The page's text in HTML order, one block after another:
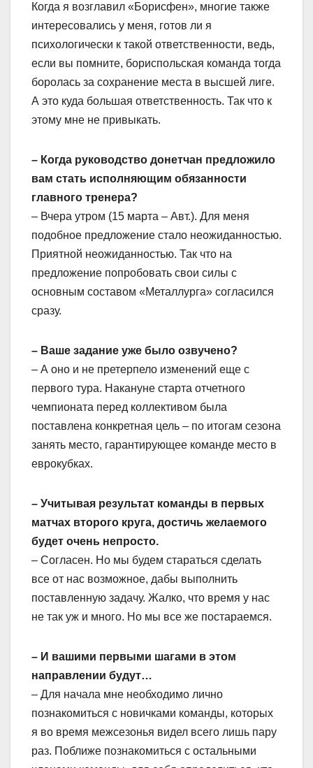
Когда я возглавил «Борисфен», многие также
интересовались у меня, готов ли я
психологически к такой ответственности, ведь,
если вы помните, бориспольская команда тогда
боролась за сохранение места в высшей лиге.
А это куда большая ответственность. Так что к
этому мне не привыкать.
– Когда руководство донетчан предложило
вам стать исполняющим обязанности
главного тренера?
– Вчера утром (15 марта – Авт.). Для меня
подобное предложение стало неожиданностью.
Приятной неожиданностью. Так что на
предложение попробовать свои силы с
основным составом «Металлурга» согласился
сразу.
– Ваше задание уже было озвучено?
– А оно и не претерпело изменений еще с
первого тура. Накануне старта отчетного
чемпионата перед коллективом была
поставлена конкретная цель – по итогам сезона
занять место, гарантирующее команде место в
еврокубках.
– Учитывая результат команды в первых
матчах второго круга, достичь желаемого
будет очень непросто.
– Согласен. Но мы будем стараться сделать
все от нас возможное, дабы выполнить
поставленную задачу. Жалко, что время у нас
не так уж и много. Но мы все же постараемся.
– И вашими первыми шагами в этом
направлении будут…
– Для начала мне необходимо лично
познакомиться с новичками команды, которых
я во время межсезонья видел всего лишь пару
раз. Поближе познакомиться с остальными